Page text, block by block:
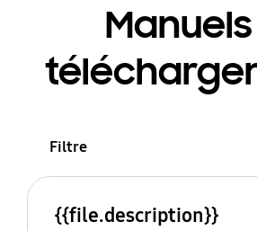
Filtre
{{file.description}}